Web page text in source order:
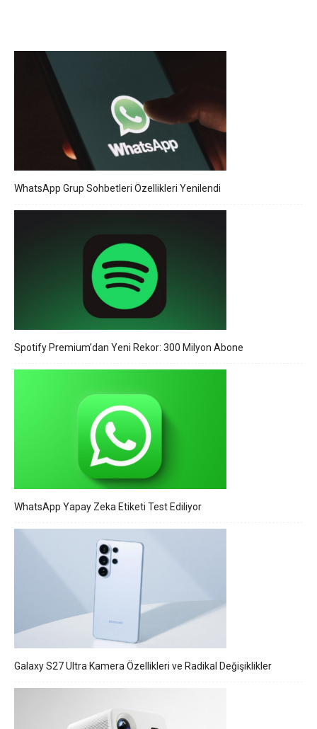
WhatsApp Grup Sohbetleri Özellikleri Yenilendi
Spotify Premium’dan Yeni Rekor: 300 Milyon Abone
WhatsApp Yapay Zeka Etiketi Test Ediliyor
Galaxy S27 Ultra Kamera Özellikleri ve Radikal Değişiklikler